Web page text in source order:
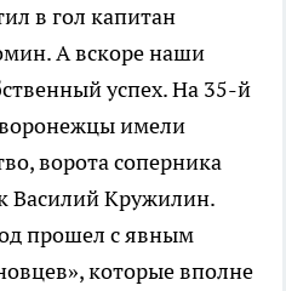
в гол капитан
А вскоре наши
успех. На 35-й
воронежцы имели
ворота соперника
Василий Кружилин.
прошел с явным
которые вполне